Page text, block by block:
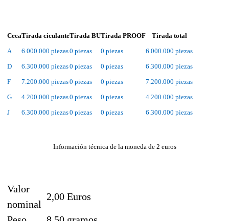
CecaTirada ciculanteTirada BUTirada PROOF
Tirada total
A
6.000.000 piezas0 piezas 0 piezas
6.000.000 piezas
D
6.300.000 piezas0 piezas 0 piezas
6.300.000 piezas
F
7.200.000 piezas0 piezas 0 piezas
7.200.000 piezas
G
4.200.000 piezas0 piezas 0 piezas
4.200.000 piezas
J
6.300.000 piezas0 piezas 0 piezas 6.300.000 piezas
Información técnica de la moneda de 2 euros
Valor
nominal
2,00 Euros